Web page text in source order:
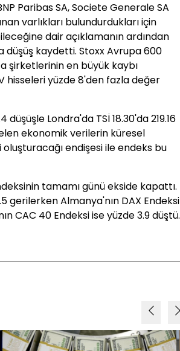
Paribas SA, Societe Generale SA
varlıkları bulundurdukları için
dair açıklamanın ardından
düşüş kaydetti. Stoxx Avrupa 600
şirketlerinin en büyük kaybı
hisseleri yüzde 8'den fazla değer
Londra'da TSİ 18.30'da 219.16
ekonomik verilerin küresel
endişesi ile endeks bu
tamamı günü ekside kapattı.
gerilerken Almanya'nın DAX Endeksi
CAC 40 Endeksi ise yüzde 3.9 düştü.